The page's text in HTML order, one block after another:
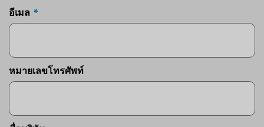
อีเมล
หมายเลขโทรศัพท์